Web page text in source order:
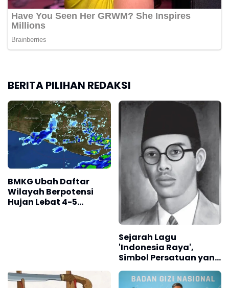
BERITA PILIHAN REDAKSI
BMKG Ubah Daftar
Wilayah Berpotensi
Hujan Lebat 4-5
Sejarah Lagu
'Indonesia Raya',
Simbol Persatuan yang
Kemerdekaan